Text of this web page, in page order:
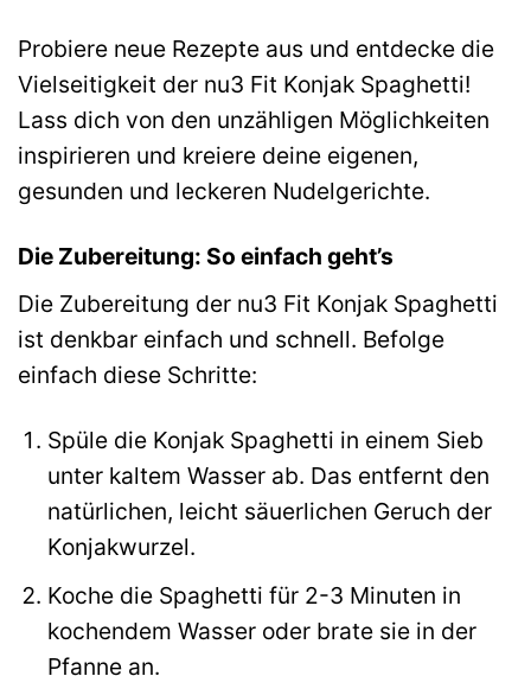
Probiere neue Rezepte aus und entdecke die
Vielseitigkeit der nu3 Fit Konjak Spaghetti!
Lass dich von den unzähligen Möglichkeiten
inspirieren und kreiere deine eigenen,
gesunden und leckeren Nudelgerichte.
Die Zubereitung: So einfach geht’s
Die Zubereitung der nu3 Fit Konjak Spaghetti
ist denkbar einfach und schnell. Befolge
einfach diese Schritte:
Spüle die Konjak Spaghetti in einem Sieb
unter kaltem Wasser ab. Das entfernt den
natürlichen, leicht säuerlichen Geruch der
Konjakwurzel.
Koche die Spaghetti für 2-3 Minuten in
kochendem Wasser oder brate sie in der
Pfanne an.